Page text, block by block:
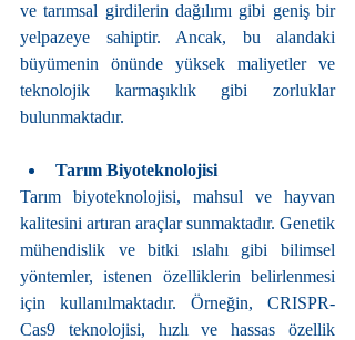
ve tarımsal girdilerin dağılımı gibi geniş bir
yelpazeye sahiptir. Ancak, bu alandaki
büyümenin önünde yüksek maliyetler ve
teknolojik karmaşıklık gibi zorluklar
bulunmaktadır.
Tarım Biyoteknolojisi
Tarım biyoteknolojisi, mahsul ve hayvan
kalitesini artıran araçlar sunmaktadır. Genetik
mühendislik ve bitki ıslahı gibi bilimsel
yöntemler, istenen özelliklerin belirlenmesi
için kullanılmaktadır. Örneğin, CRISPR-
Cas9 teknolojisi, hızlı ve hassas özellik